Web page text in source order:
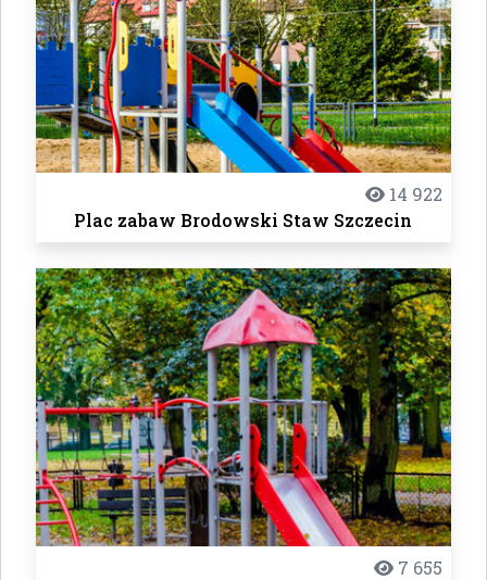
14 922
Plac zabaw Brodowski Staw Szczecin
7 655